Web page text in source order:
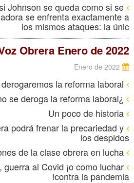
Johnson se queda como si se
se enfrenta exactamente a
los mismos ataques: la únic
Obrera Enero de 2022
¿Por qué no se deroga la reforma laboral?
podrá frenar la precariedad y
los despidos
al Covid ¡o como luchar
contra la pandemia!